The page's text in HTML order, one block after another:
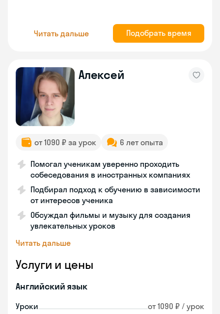
Читать дальше Подобрать время
Алексей
от 1090 ₽ за урок 6 лет опыта
Помогал ученикам уверенно проходить
собеседования в иностранных компаниях
Подбирал подход к обучению в зависимости
от интересов ученика
Обсуждал фильмы и музыку для создания
увлекательных уроков
Читать дальше
Услуги и цены
Английский язык
Уроки от 1090 ₽ / урок